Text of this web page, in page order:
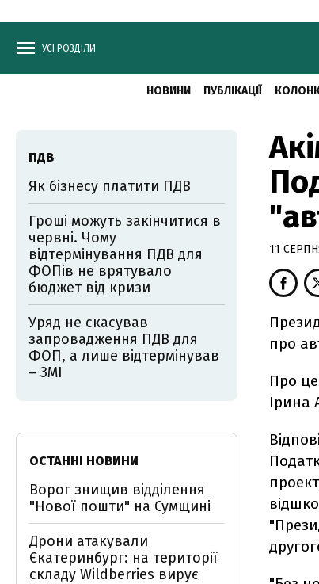
УСІ РОЗДІЛИ
НОВИНИ ПУБЛІКАЦІЇ
11
про
Про
Ірина
ПДВ
Як бізнесу платити ПДВ
Гроші можуть закінчитися в
червні. Чому
відтермінування ПДВ для
ФОПів не врятувало
бюджет від кризи
Уряд не скасував
запровадження ПДВ для
ФОП, а лише відтермінував
– ЗМІ
ОСТАННІ НОВИНИ
Ворог знищив відділення
"Нової пошти" на Сумщині
Дрони атакували
Єкатеринбург: на території
складу Wildberries вирує